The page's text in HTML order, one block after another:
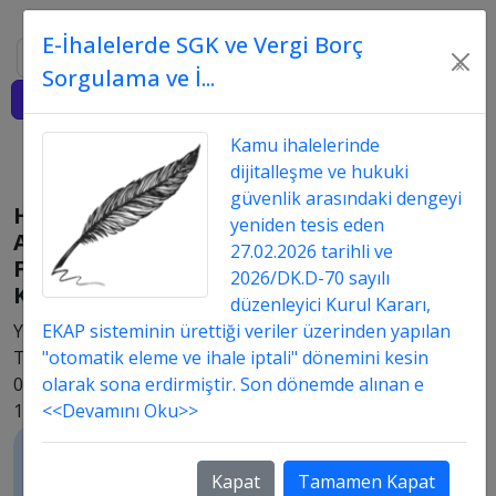
Ara
HİZMET
ALIMINDA
FİRMA
KARI
Yayın
Tarih:
02.03.2016
10:03
E-İhalelerde SGK ve Vergi Borç
Sorgulama ve İ...
×
Kamu ihalelerinde
dijitalleşme ve hukuki
güvenlik arasındaki dengeyi
yeniden tesis eden
27.02.2026 tarihli ve
2026/DK.D-70 sayılı
düzenleyici Kurul Kararı,
EKAP sisteminin ürettiği veriler üzerinden yapılan
"otomatik eleme ve ihale iptali" dönemini kesin
olarak sona erdirmiştir. Son dönemde alınan e
<<Devamını Oku>>
Kapat Tamamen Kapat